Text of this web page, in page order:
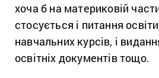
хоча б на материковій
стосується і питання
навчальних курсів, і
освітніх документів тощо.